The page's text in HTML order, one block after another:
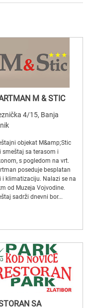
M & STIC
4/15, Banja
objekat M&amp;Stic
smeštaj sa terasom i
s pogledom na vrt.
poseduje besplatan
i klimatizaciju. Nalazi se na
od Muzeja Vojvodine.
sadrži dnevni bor...
SA